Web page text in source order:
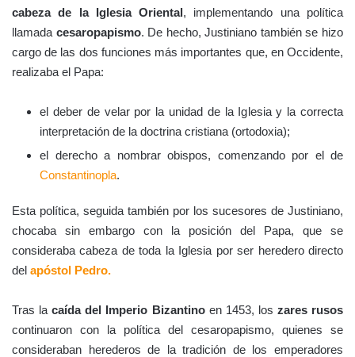
cabeza de la Iglesia Oriental, implementando una política
llamada cesaropapismo. De hecho, Justiniano también se hizo
cargo de las dos funciones más importantes que, en Occidente,
realizaba el Papa:
el deber de velar por la unidad de la Iglesia y la correcta
interpretación de la doctrina cristiana (ortodoxia);
el derecho a nombrar obispos, comenzando por el de
Constantinopla.
Esta política, seguida también por los sucesores de Justiniano,
chocaba sin embargo con la posición del Papa, que se
consideraba cabeza de toda la Iglesia por ser heredero directo
del apóstol Pedro.
Tras lacaída del Imperio Bizantinoen 1453, los zares rusos
continuaron con la política del cesaropapismo, quienes se
consideraban herederos de la tradición de los emperadores